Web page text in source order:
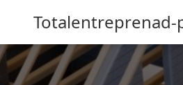
Totalentreprenad-